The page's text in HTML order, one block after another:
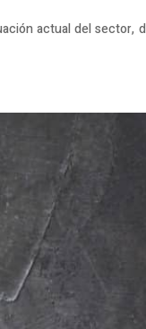
actual del sector,